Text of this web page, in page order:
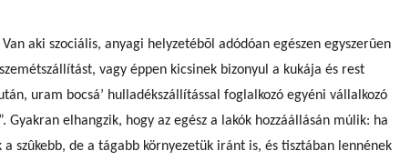
aki szociális, anyagi helyzetébõl adódóan egészen egyszerûen
vagy éppen kicsinek bizonyul a kukája és rest
uram bocsá’ hulladékszállítással foglalkozó egyéni vállalkozó
Gyakran elhangzik, hogy az egész a lakók hozzáállásán múlik: ha
szûkebb, de a tágabb környezetük iránt is, és tisztában lennének